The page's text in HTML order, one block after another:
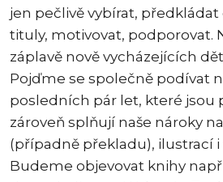
jen pečlivě vybírat,
tituly, motivovat, podporovat.
záplavě nově vycházejících
Pojďme se společně podívat
posledních pár let, které jsou
zároveň splňují naše nároky
(případně překladu), ilustrací i
Budeme objevovat knihy